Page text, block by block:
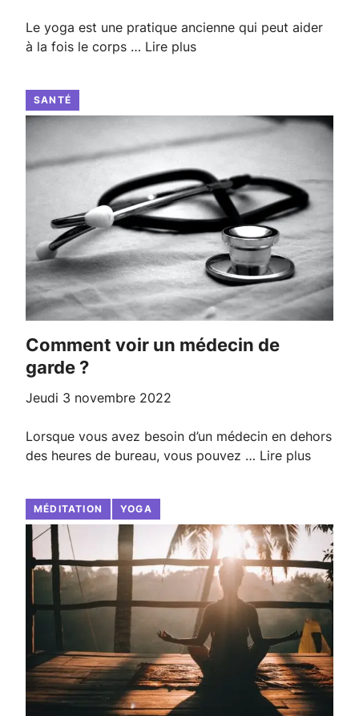
Le yoga est une pratique ancienne qui peut aider
à la fois le corps … Lire plus
SANTÉ
Comment voir un médecin de
garde ?
jeudi 3 novembre 2022
Lorsque vous avez besoin d’un médecin en dehors
des heures de bureau, vous pouvez … Lire plus
MÉDITATION YOGA